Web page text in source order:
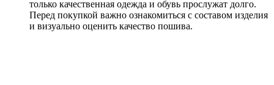
только качественная одежда и обувь прослужат долго.
Перед покупкой важно ознакомиться с составом изделия
и визуально оценить качество пошива.